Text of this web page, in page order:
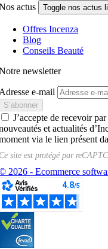
actus Toggle nos actus
Offres Incenza
Blog
Conseils Beauté
newsletter
e-mail
J’accepte de recevoir
et actualités
via le lien présent
site est protégé par
2026 - Ecommerce